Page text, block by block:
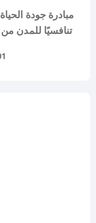
تنافسيًا للمدن